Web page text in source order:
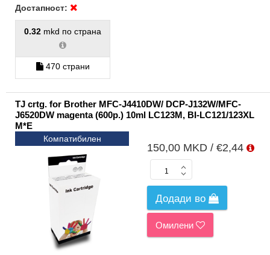
Достапност:
0.32 mkd по страна
470 страни
TJ crtg. for Brother MFC-J4410DW/ DCP-J132W/MFC-
J6520DW magenta (600p.) 10ml LC123M, BI-LC121/123XL
M*E
Компатибилен
150,00 MKD / €2,44
Додади во
Омилени